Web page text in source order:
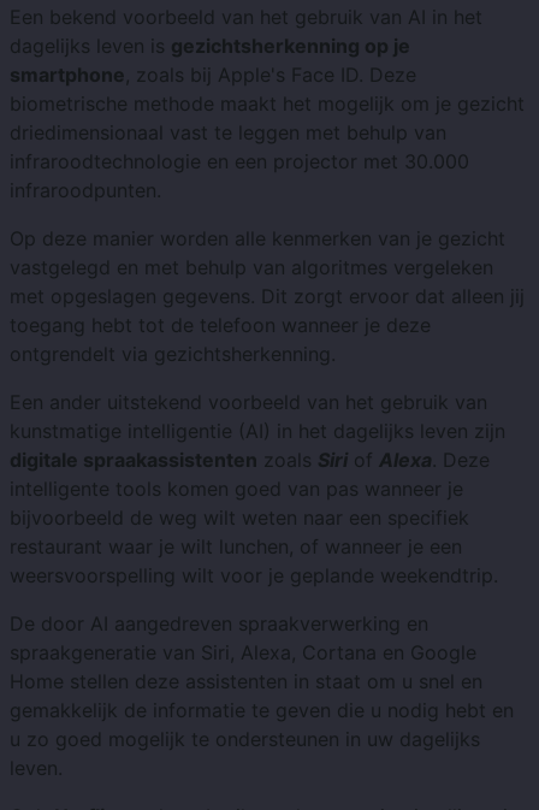
Een bekend voorbeeld van het gebruik van AI in het
dagelijks leven is gezichtsherkenning op je
smartphone , zoals bij Apple's Face ID. Deze
biometrische methode maakt het mogelijk om je gezicht
driedimensionaal vast te leggen met behulp van
infraroodtechnologie en een projector met 30.000
infraroodpunten.
Op deze manier worden alle kenmerken van je gezicht
vastgelegd en met behulp van algoritmes vergeleken
met opgeslagen gegevens. Dit zorgt ervoor dat alleen jij
toegang hebt tot de telefoon wanneer je deze
ontgrendelt via gezichtsherkenning.
Een ander uitstekend voorbeeld van het gebruik van
kunstmatige intelligentie (AI) in het dagelijks leven zijn
digitale spraakassistenten zoals Siri of Alexa. Deze
intelligente tools komen goed van pas wanneer je
bijvoorbeeld de weg wilt weten naar een specifiek
restaurant waar je wilt lunchen, of wanneer je een
weersvoorspelling wilt voor je geplande weekendtrip.
De door AI aangedreven spraakverwerking en
spraakgeneratie van Siri, Alexa, Cortana en Google
Home stellen deze assistenten in staat om u snel en
gemakkelijk de informatie te geven die u nodig hebt en
u zo goed mogelijk te ondersteunen in uw dagelijks
leven.